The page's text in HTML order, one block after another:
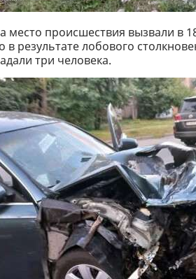
место происшествия вызвали в
в результате лобового
три человека.